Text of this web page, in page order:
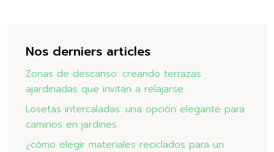
Nos derniers articles
Zonas de descanso: creando terrazas
ajardinadas que invitan a relajarse
Losetas intercaladas: una opción elegante para
caminos en jardines
¿cómo elegir materiales reciclados para un